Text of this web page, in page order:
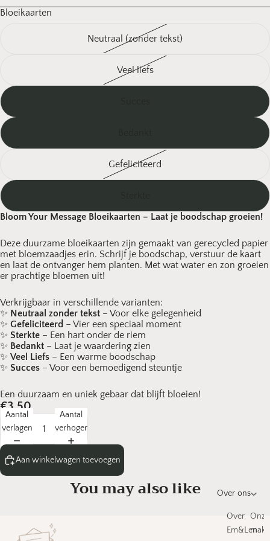
Over ons
Over
Em&Len
Onze
Bloeikaarten
Neutraal (zonder tekst)
Veel liefs
Gefeliciteerd
Bloom Your Message Bloeikaarten – Laat je boodschap groeien!
Deze duurzame bloeikaarten zijn gemaakt van gerecycled papier
met bloemzaadjes erin. Schrijf je boodschap, verstuur de kaart
en laat de ontvanger hem planten. Met wat water en zon groeien
er prachtige bloemen uit!
Verkrijgbaar in verschillende varianten:
✨ Neutraal zonder tekst – Voor elke gelegenheid
✨ Gefeliciteerd – Vier een speciaal moment
✨ Sterkte – Een hart onder de riem
✨ Bedankt – Laat je waardering zien
✨ Veel Liefs – Een warme boodschap
✨ Succes – Voor een bemoedigend steuntje
Een duurzaam en uniek gebaar dat blijft bloeien!
€3,50
Aantal
verlagen
Aantal
verhogen
Aan winkelwagen toevoegen
You may also like